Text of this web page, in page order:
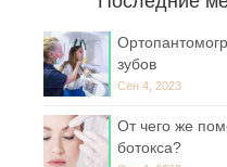
зубов
Сен 4, 2023
От чего же
ботокса?